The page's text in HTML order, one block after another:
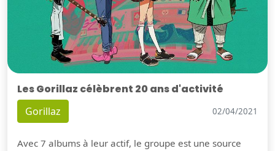
Les Gorillaz célèbrent 20 ans d'activité
Gorillaz 02/04/2021
Avec 7 albums à leur actif, le groupe est une source